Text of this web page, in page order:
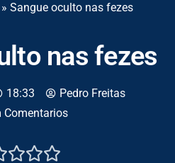
» Sangue oculto nas fezes
nas fezes
18:33
Pedro Freitas
Comentarios
